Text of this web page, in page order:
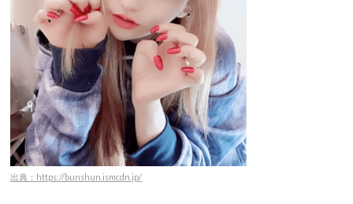
出典：https://bunshun.ismcdn.jp/